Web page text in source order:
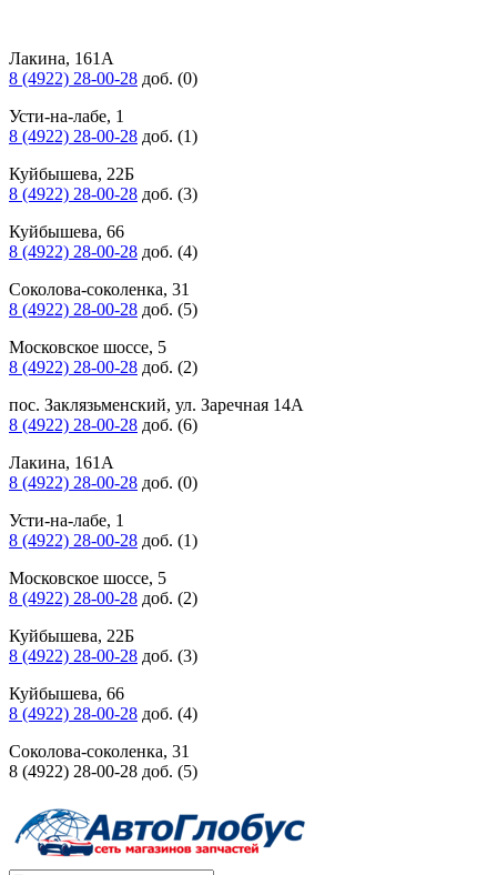
Лакина, 161А
8 (4922) 28-00-28 доб. (0)
Усти-на-лабе, 1
8 (4922) 28-00-28 доб. (1)
Куйбышева, 22Б
8 (4922) 28-00-28 доб. (3)
Куйбышева, 66
8 (4922) 28-00-28 доб. (4)
Соколова-соколенка, 31
8 (4922) 28-00-28 доб. (5)
Московское шоссе, 5
8 (4922) 28-00-28 доб. (2)
пос. Заклязьменский, ул. Заречная 14А
8 (4922) 28-00-28 доб. (6)
Лакина, 161А
8 (4922) 28-00-28 доб. (0)
Усти-на-лабе, 1
8 (4922) 28-00-28 доб. (1)
Московское шоссе, 5
8 (4922) 28-00-28 доб. (2)
Куйбышева, 22Б
8 (4922) 28-00-28 доб. (3)
Куйбышева, 66
8 (4922) 28-00-28 доб. (4)
Соколова-соколенка, 31
8 (4922) 28-00-28 доб. (5)